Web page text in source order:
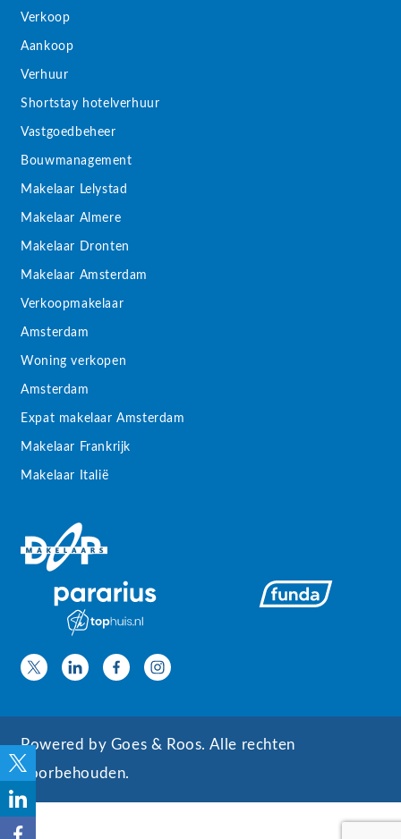
Verkoop
Aankoop
Verhuur
Shortstay hotelverhuur
Vastgoedbeheer
Bouwmanagement
Makelaar Lelystad
Makelaar Almere
Makelaar Dronten
Makelaar Amsterdam
Verkoopmakelaar
Amsterdam
Woning verkopen
Amsterdam
Expat makelaar Amsterdam
Makelaar Frankrijk
Makelaar Italië
Powered by Goes & Roos. Alle rechten
voorbehouden.